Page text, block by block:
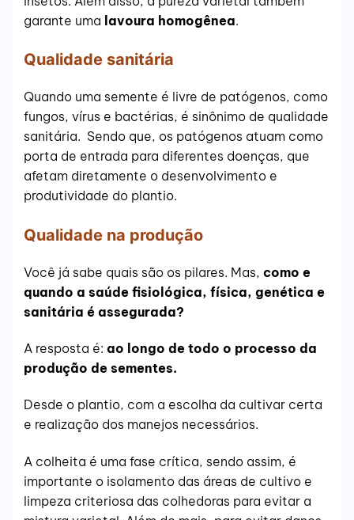
garante uma lavoura homogênea.
Qualidade sanitária
Quando uma semente é livre de patógenos, como
fungos, vírus e bactérias, é sinônimo de qualidade
sanitária. Sendo que, os patógenos atuam como
porta de entrada para diferentes doenças, que
afetam diretamente o desenvolvimento e
produtividade do plantio.
Qualidade na produção
Você já sabe quais são os pilares. Mas, como e
quando a saúde fisiológica, física, genética e
sanitária é assegurada?
A resposta é: ao longo de todo o processo da
produção de sementes.
Desde o plantio, com a escolha da cultivar certa
e realização dos manejos necessários.
A colheita é uma fase crítica, sendo assim, é
importante o isolamento das áreas de cultivo e
limpeza criteriosa das colhedoras para evitar a